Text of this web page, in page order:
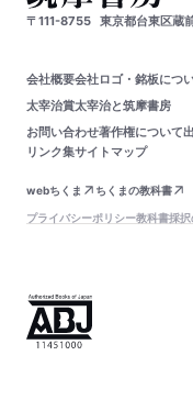
〒111-8755 東京都台東区蔵
会社概要会社ロゴ・銘板につ
太宰治賞太宰治と筑摩書房
お問い合わせ著作権について
リンク集サイトマップ
webちくま
ちくまの教科書
プライバシーポリシー教科書採